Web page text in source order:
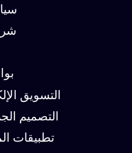
التسويق
التصميم
تطبيقات